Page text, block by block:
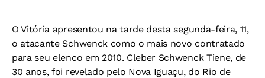
O Vitória apresentou na tarde desta segunda-feira, 11,
o atacante Schwenck como o mais novo contratado
para seu elenco em 2010. Cleber Schwenck Tiene, de
30 anos, foi revelado pelo Nova Iguaçu, do Rio de